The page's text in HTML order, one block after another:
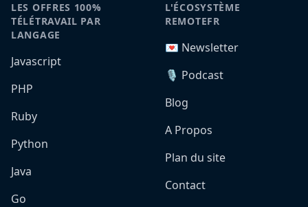
LES OFFRES 100%
TÉLÉTRAVAIL PAR
LANGAGE
Javascript
PHP
Ruby
Python
Java
Go
L'ÉCOSYSTÈME
REMOTEFR
💌 Newsletter
🎙️ Podcast
Blog
A Propos
Plan du site
Contact